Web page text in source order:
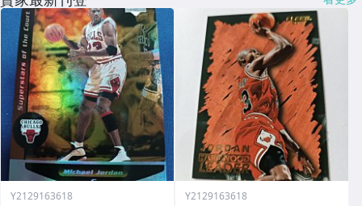
Y2129163618 Y2129163618